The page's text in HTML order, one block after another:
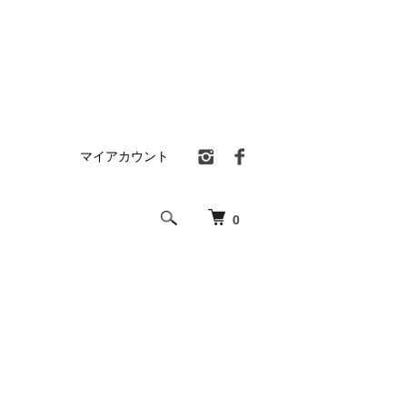
0
マイアカウント